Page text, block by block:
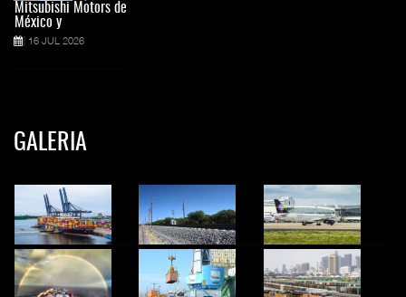
Mitsubishi Motors de
México y
16 JUL 2026
GALERIA